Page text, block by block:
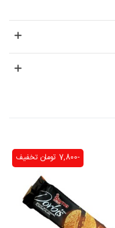
تخفیف -7,800 تومان